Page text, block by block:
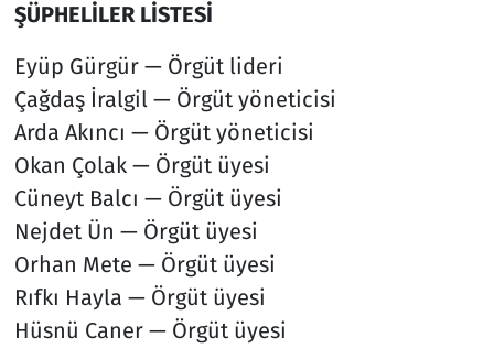
ŞÜPHELİLER LİSTESİ
Eyüp Gürgür — Örgüt lideri
Çağdaş İralgil — Örgüt yöneticisi
Arda Akıncı — Örgüt yöneticisi
Okan Çolak — Örgüt üyesi
Cüneyt Balcı — Örgüt üyesi
Nejdet Ün — Örgüt üyesi
Orhan Mete — Örgüt üyesi
Rıfkı Hayla — Örgüt üyesi
Hüsnü Caner — Örgüt üyesi